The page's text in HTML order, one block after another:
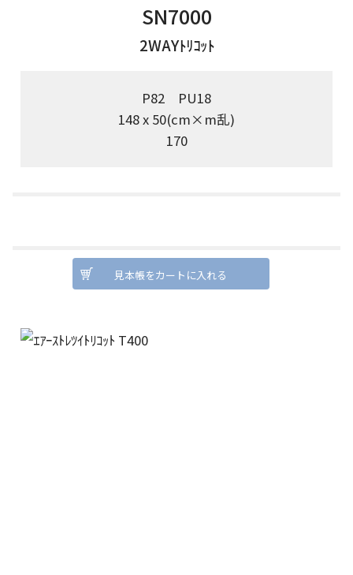
田村駒
SN7000
2WAYﾄﾘｺｯﾄ
P82 PU18
148 x 50(cm×m乱)
170
見本帳をカートに入れる